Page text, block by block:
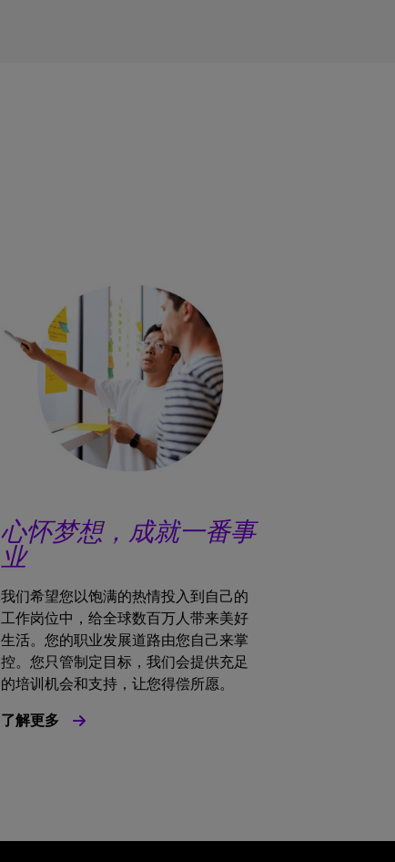
心怀梦想，成就一番事
业
我们希望您以饱满的热情投入到自己的
工作岗位中，给全球数百万人带来美好
生活。您的职业发展道路由您自己来掌
控。您只管制定目标，我们会提供充足
的培训机会和支持，让您得偿所愿。
了解更多